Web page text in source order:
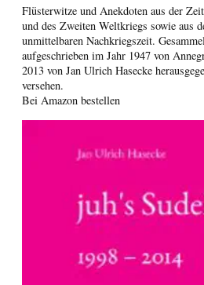
Flüsterwitze und Anekdoten aus der
und des Zweiten Weltkriegs sowie aus
unmittelbaren Nachkriegszeit.
aufgeschrieben im Jahr 1947 von
2013 von Jan Ulrich Hasecke
versehen.
Bei Amazon bestellen